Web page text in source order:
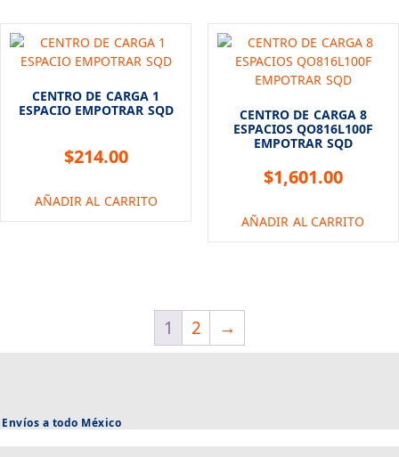
CENTRO DE CARGA 1
ESPACIO EMPOTRAR SQD
$214.00
AÑADIR AL CARRITO
CENTRO DE CARGA 8
ESPACIOS QO816L100F
EMPOTRAR SQD
$1,601.00
AÑADIR AL CARRITO
1 2 →
Envíos a todo México